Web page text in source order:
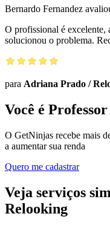
Bernardo Fernandez
O profissional é excelente,
solucionou o problema.
para Adriana Prado /
Você é
O GetNinjas recebe mais
a aumentar sua renda
Quero me cadastrar
Veja serviços
Relooking